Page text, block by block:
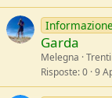
Informazione
Garda
Melegna
Risposte 0 9